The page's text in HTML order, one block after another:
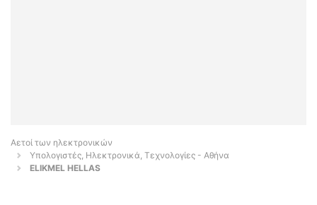
Αετοί των ηλεκτρονικών
Υπολογιστές, Ηλεκτρονικά, Τεχνολογίες - Αθήνα
ΕLIKMEL HELLAS